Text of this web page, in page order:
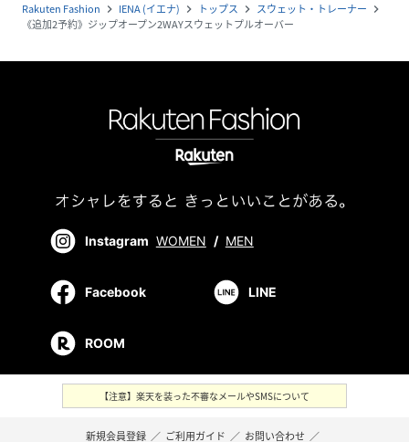
Rakuten Fashion navigate_next IENA (イエナ) navigate_next トップス navigate_next スウェット・トレーナー navigate_next
《追加2予約》ジップオープン2WAYスウェットプルオーバー
Instagram WOMEN / MEN
Facebook LINE
ROOM
【注意】楽天を装った不審なメールやSMSについて
新規会員登録 ／ ご利用ガイド ／ お問い合わせ ／